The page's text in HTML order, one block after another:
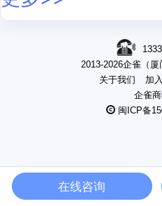
2013-2026企雀（厦
关于我们
加
企雀
闽ICP备
在线咨询